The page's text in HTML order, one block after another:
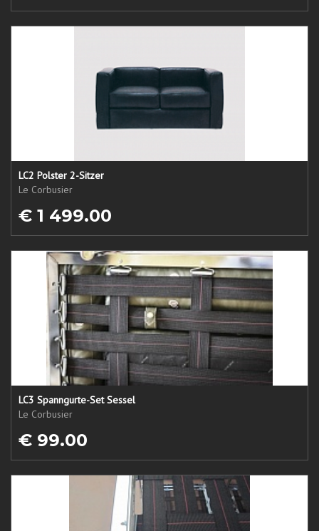
LC2 Polster 2-Sitzer
Le Corbusier
€ 1 499.00
LC3 Spanngurte-Set Sessel
Le Corbusier
€ 99.00